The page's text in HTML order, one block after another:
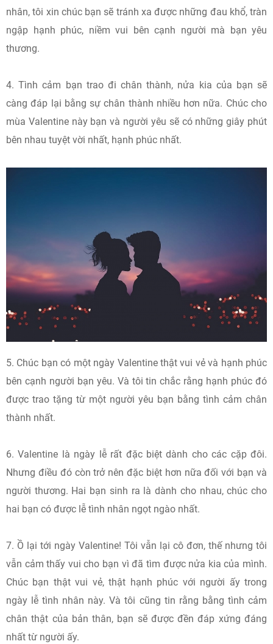
nhân, tôi xin chúc bạn sẽ tránh xa được những đau khổ, tràn
ngập hạnh phúc, niềm vui bên cạnh người mà bạn yêu
thương.
4. Tình cảm bạn trao đi chân thành, nửa kia của bạn sẽ
càng đáp lại bằng sự chân thành nhiều hơn nữa. Chúc cho
mùa Valentine này bạn và người yêu sẽ có những giây phút
bên nhau tuyệt vời nhất, hạnh phúc nhất.
5. Chúc bạn có một ngày Valentine thật vui vẻ và hạnh phúc
bên cạnh người bạn yêu. Và tôi tin chắc rằng hạnh phúc đó
được trao tặng từ một người yêu bạn bằng tình cảm chân
thành nhất.
6. Valentine là ngày lễ rất đặc biệt dành cho các cặp đôi.
Nhưng điều đó còn trở nên đặc biệt hơn nữa đối với bạn và
người thương. Hai bạn sinh ra là dành cho nhau, chúc cho
hai bạn có được lễ tình nhân ngọt ngào nhất.
7. Ồ lại tới ngày Valentine! Tôi vẫn lại cô đơn, thế nhưng tôi
vẫn cảm thấy vui cho bạn vì đã tìm được nửa kia của mình.
Chúc bạn thật vui vẻ, thật hạnh phúc với người ấy trong
ngày lễ tình nhân này. Và tôi cũng tin rằng bằng tình cảm
chân thật của bản thân, bạn sẽ được đền đáp xứng đáng
nhất từ người ấy.